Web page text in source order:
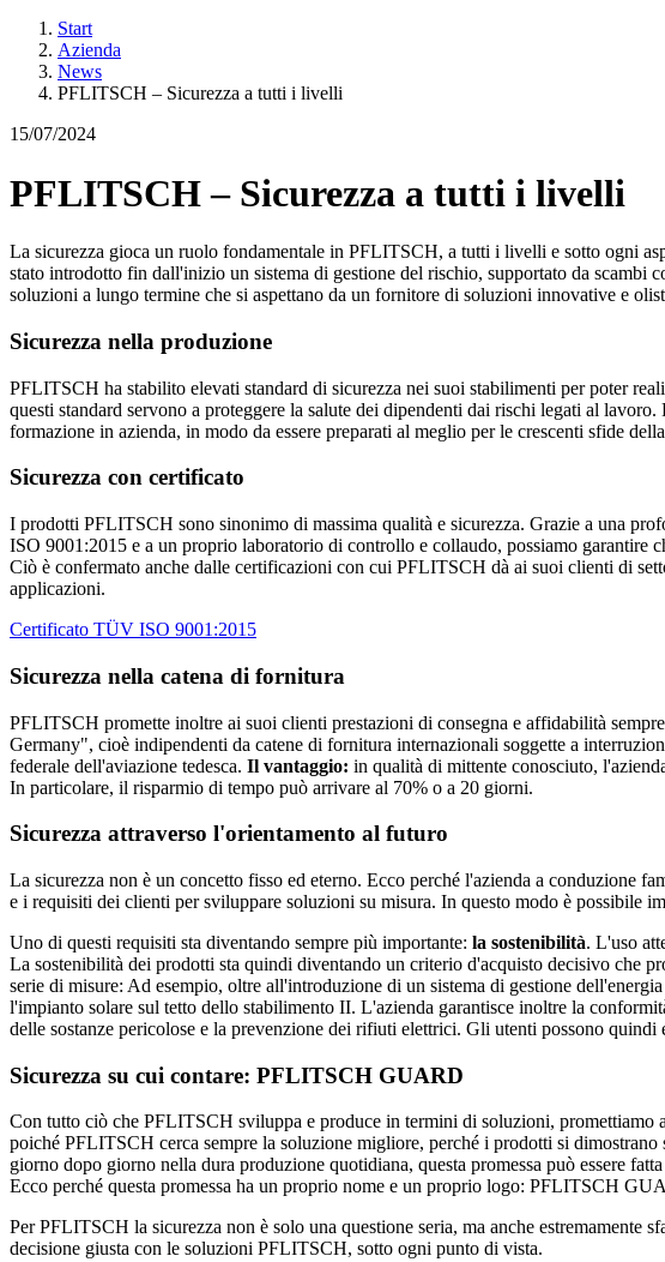
Start
Azienda
News
PFLITSCH – Sicurezza a tutti i livelli
15/07/2024
PFLITSCH – Sicurezza a tutti i livelli
La sicurezza gioca un ruolo fondamentale in PFLITSCH, a tutti i livelli e sotto ogni
stato introdotto fin dall'inizio un sistema di gestione del rischio, supportato da scambi
soluzioni a lungo termine che si aspettano da un fornitore di soluzioni innovative e
Sicurezza nella produzione
PFLITSCH ha stabilito elevati standard di sicurezza nei suoi stabilimenti per poter
questi standard servono a proteggere la salute dei dipendenti dai rischi legati al
formazione in azienda, in modo da essere preparati al meglio per le crescenti sfide
Sicurezza con certificato
I prodotti PFLITSCH sono sinonimo di massima qualità e sicurezza. Grazie a una
ISO 9001:2015 e a un proprio laboratorio di controllo e collaudo, possiamo
Ciò è confermato anche dalle certificazioni con cui PFLITSCH dà ai suoi clienti di
applicazioni.
Certificato TÜV ISO 9001:2015
Sicurezza nella catena di fornitura
PFLITSCH promette inoltre ai suoi clienti prestazioni di consegna e affidabilità
Germany", cioè indipendenti da catene di fornitura internazionali soggette a
federale dell'aviazione tedesca. Il vantaggio: in qualità di mittente conosciuto,
In particolare, il risparmio di tempo può arrivare al 70% o a 20 giorni.
Sicurezza attraverso l'orientamento al futuro
La sicurezza non è un concetto fisso ed eterno. Ecco perché l'azienda a conduzione
e i requisiti dei clienti per sviluppare soluzioni su misura. In questo modo è possibile
Uno di questi requisiti sta diventando sempre più importante: la sostenibilità. L'uso
La sostenibilità dei prodotti sta quindi diventando un criterio d'acquisto decisivo che
serie di misure: Ad esempio, oltre all'introduzione di un sistema di gestione
l'impianto solare sul tetto dello stabilimento II. L'azienda garantisce inoltre la
delle sostanze pericolose e la prevenzione dei rifiuti elettrici. Gli utenti possono
Sicurezza su cui contare: PFLITSCH GUARD
Con tutto ciò che PFLITSCH sviluppa e produce in termini di soluzioni, promettiamo
poiché PFLITSCH cerca sempre la soluzione migliore, perché i prodotti si
giorno dopo giorno nella dura produzione quotidiana, questa promessa può essere
Ecco perché questa promessa ha un proprio nome e un proprio logo: PFLITSCH
Per PFLITSCH la sicurezza non è solo una questione seria, ma anche
decisione giusta con le soluzioni PFLITSCH, sotto ogni punto di vista.